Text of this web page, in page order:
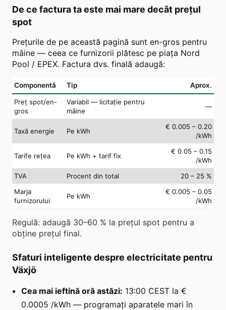
De ce factura ta este mai mare decât prețul
spot
Prețurile de pe această pagină sunt en-gros pentru
mâine — ceea ce furnizorii plătesc pe piața Nord
Pool / EPEX. Factura dvs. finală adaugă:
Componentă Tip Aprox.
Preț spot/en-
gros
Variabil — licitație pentru
mâine
—
Taxă energie Pe kWh
€ 0.005 – 0.20
/kWh
Tarife rețea Pe kWh + tarif fix
€ 0.05 – 0.15
/kWh
TVA
Procent din total
20 – 25 %
Marja
furnizorului
Pe kWh
€ 0.005 – 0.05
/kWh
Regulă: adaugă 30–60 % la prețul spot pentru a
obține prețul final.
Sfaturi inteligente despre electricitate pentru
Växjö
Cea mai ieftină oră astăzi: 13:00 CEST la €
0.0005 /kWh — programați aparatele mari în